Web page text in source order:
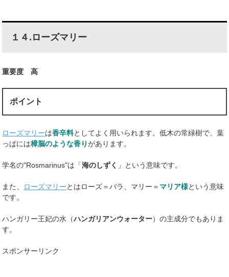
１４.ローズマリー
重要度 高
ポイント
ローズマリーは香辛料としてよく用いられます。低木の常緑樹で、葉
っぱには樟脳のような香りがあります。
学名の"Rosmarinus"は「海のしずく 」という意味です。
また、 ローズマリーとはローズ＝バラ、マリー＝ マリア様という意味
です。
ハンガリー王妃の水（ハンガリアンウォーター）の主成分でもありま
す。
スポンサーリンク